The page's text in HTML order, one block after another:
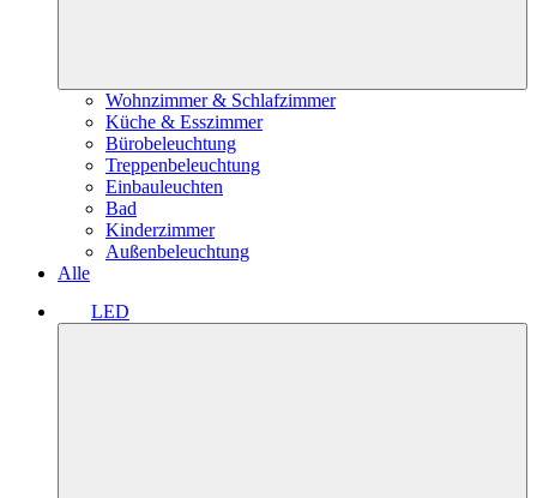
Wohnzimmer & Schlafzimmer
Küche & Esszimmer
Bürobeleuchtung
Treppenbeleuchtung
Einbauleuchten
Bad
Kinderzimmer
Außenbeleuchtung
Alle
LED